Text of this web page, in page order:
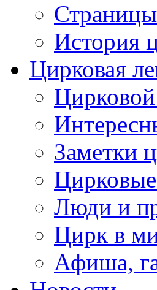
История
Цирковая
Заметки
Люди и
Цирк в
Афиша,